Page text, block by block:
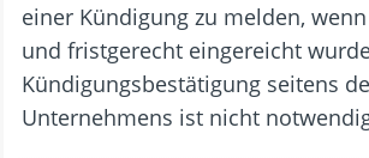
einer Kündigung zu melden,
und fristgerecht eingereicht
Kündigungsbestätigung seitens
Unternehmens ist nicht